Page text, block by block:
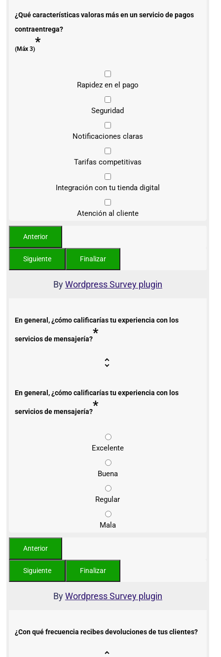
¿Qué características valoras más en un servicio de pagos
contraentrega?
(Máx 3)*
Rapidez en el pago
Seguridad
Notificaciones claras
Tarifas competitivas
Integración con tu tienda digital
Atención al cliente
ByWordpress Survey plugin
En general, ¿cómo calificarías tu experiencia con los
servicios de mensajería?*
En general, ¿cómo calificarías tu experiencia con los
servicios de mensajería?*
Excelente
Buena
Regular
Mala
ByWordpress Survey plugin
¿Con qué frecuencia recibes devoluciones de tus clientes?